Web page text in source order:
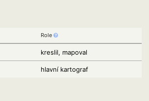
Role
kreslil, mapoval
hlavní kartograf